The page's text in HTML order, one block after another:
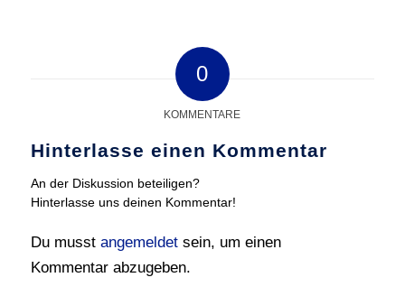
0
KOMMENTARE
Hinterlasse einen Kommentar
An der Diskussion beteiligen?
Hinterlasse uns deinen Kommentar!
Du musst angemeldetsein, um einen
Kommentar abzugeben.